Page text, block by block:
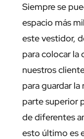
Siempre se
espacio más
este vestidor,
para colocar la
nuestros
para guardar
parte superior
de diferentes
esto último es